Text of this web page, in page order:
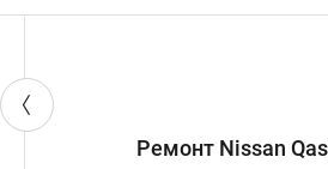
Ремонт Nissan